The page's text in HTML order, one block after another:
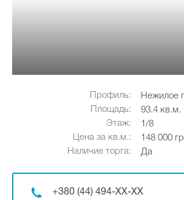
Профиль:
Нежилое
Площадь:
93.4 кв.м.
Этаж:
1/8
Цена за кв.м.:
148 000
Наличие торга:
Да
+380 (44) 494-XX-XX